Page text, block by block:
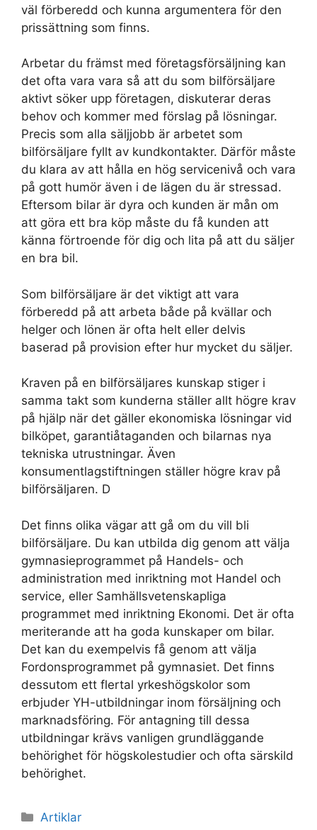
väl förberedd och kunna argumentera för den
prissättning som finns.
Arbetar du främst med företagsförsäljning kan
det ofta vara vara så att du som bilförsäljare
aktivt söker upp företagen, diskuterar deras
behov och kommer med förslag på lösningar.
Precis som alla säljjobb är arbetet som
bilförsäljare fyllt av kundkontakter. Därför måste
du klara av att hålla en hög servicenivå och vara
på gott humör även i de lägen du är stressad.
Eftersom bilar är dyra och kunden är mån om
att göra ett bra köp måste du få kunden att
känna förtroende för dig och lita på att du säljer
en bra bil.
Som bilförsäljare är det viktigt att vara
förberedd på att arbeta både på kvällar och
helger och lönen är ofta helt eller delvis
baserad på provision efter hur mycket du säljer.
Kraven på en bilförsäljares kunskap stiger i
samma takt som kunderna ställer allt högre krav
på hjälp när det gäller ekonomiska lösningar vid
bilköpet, garantiåtaganden och bilarnas nya
tekniska utrustningar. Även
konsumentlagstiftningen ställer högre krav på
bilförsäljaren. D
Det finns olika vägar att gå om du vill bli
bilförsäljare. Du kan utbilda dig genom att välja
gymnasieprogrammet på Handels- och
administration med inriktning mot Handel och
service, eller Samhällsvetenskapliga
programmet med inriktning Ekonomi. Det är ofta
meriterande att ha goda kunskaper om bilar.
Det kan du exempelvis få genom att välja
Fordonsprogrammet på gymnasiet. Det finns
dessutom ett flertal yrkeshögskolor som
erbjuder YH-utbildningar inom försäljning och
marknadsföring. För antagning till dessa
utbildningar krävs vanligen grundläggande
behörighet för högskolestudier och ofta särskild
behörighet.
Kategorier
Artiklar